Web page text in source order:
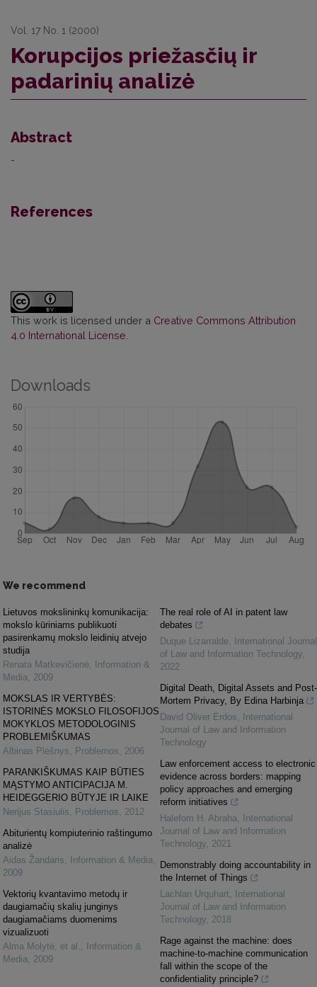
Vol. 17 No. 1 (2000)
Korupcijos priežasčių ir
padarinių analizė
Abstract
-
References
This work is licensed under a Creative Commons Attribution
4.0 International License
Downloads
We recommend
Lietuvos mokslininkų komunikacija:
mokslo kūriniams publikuoti
pasirenkamų mokslo leidinių atvejo
studija
Renata Matkevičienė
Information &
Media
2009
MOKSLAS IR VERTYBĖS:
ISTORINĖS MOKSLO FILOSOFIJOS
MOKYKLOS METODOLOGINIS
PROBLEMIŠKUMAS
Albinas Plėšnys
Problemos
2006
PARANKIŠKUMAS KAIP BŪTIES
MĄSTYMO ANTICIPACIJA M.
HEIDEGGERIO BŪTYJE IR LAIKE
Nerijus Stasiulis
Problemos
2012
Abiturientų kompiuterinio raštingumo
analizė
Aidas Žandaris
Information & Media
2009
Vektorių kvantavimo metodų ir
daugiamačių skalių junginys
daugiamačiams duomenims
vizualizuoti
Alma Molytė, et al.
Information &
Media
2009
The real role of AI in patent law
debates
Duque Lizarralde
International Journal
of Law and Information Technology
2022
Digital Death, Digital Assets and Post-
Mortem Privacy, By Edina Harbinja
David Oliver Erdos
International
Journal of Law and Information
Technology
Law enforcement access to electronic
evidence across borders: mapping
policy approaches and emerging
reform initiatives
Halefom H. Abraha
International
Journal of Law and Information
Technology 2021
Demonstrably doing accountability in
the Internet of Things
Lachlan Urquhart
International
Journal of Law and Information
Technology 2018
Rage against the machine: does
machine-to-machine communication
fall within the scope of the
confidentiality principle?